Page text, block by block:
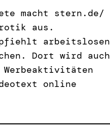
macht stern.de/
aus.
arbeitslosen
Dort wird auch
Werbeaktivitäten
online